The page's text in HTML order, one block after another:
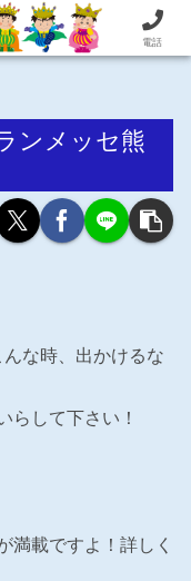
門 株式会社 笠井産業
ンメッセ熊
な時、出かけるな
らして下さい！
満載ですよ！詳しく
電話